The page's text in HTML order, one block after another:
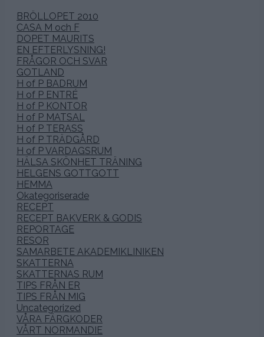
BRÖLLOPET 2010
CASA M och F
DOPET MAURITS
EN EFTERLYSNING!
FRÅGOR OCH SVAR
GOTLAND
H of P BADRUM
H of P ENTRÉ
H of P KONTOR
H of P MATSAL
H of P TERASS
H of P TRÄDGÅRD
H of P VARDAGSRUM
HÄLSA SKÖNHET TRÄNING
HELGENS GOTTGOTT
HEMMA
Okategoriserade
RECEPT
RECEPT BAKVERK & GODIS
REPORTAGE
RESOR
SAMARBETE AKADEMIKLINIKEN
SKATTERNA
SKATTERNAS RUM
TIPS FRÅN ER
TIPS FRÅN MIG
Uncategorized
VÅRA FÄRGKODER
VÅRT NORMANDIE